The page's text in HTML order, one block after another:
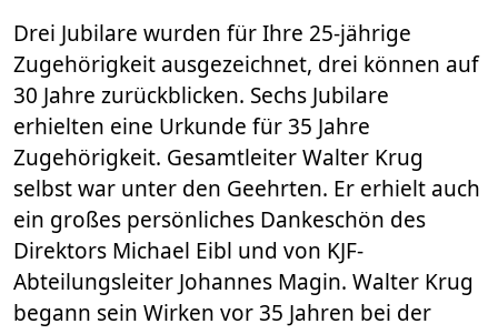
Drei Jubilare wurden für Ihre 25-jährige
Zugehörigkeit ausgezeichnet, drei können auf
30 Jahre zurückblicken. Sechs Jubilare
erhielten eine Urkunde für 35 Jahre
Zugehörigkeit. Gesamtleiter Walter Krug
selbst war unter den Geehrten. Er erhielt auch
ein großes persönliches Dankeschön des
Direktors Michael Eibl und von KJF-
Abteilungsleiter Johannes Magin. Walter Krug
begann sein Wirken vor 35 Jahren bei der